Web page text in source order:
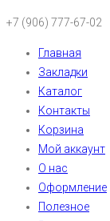
+7 (906) 777-67-02
Главная
Закладки
Каталог
Контакты
Корзина
Мой аккаунт
О нас
Оформление
Полезное